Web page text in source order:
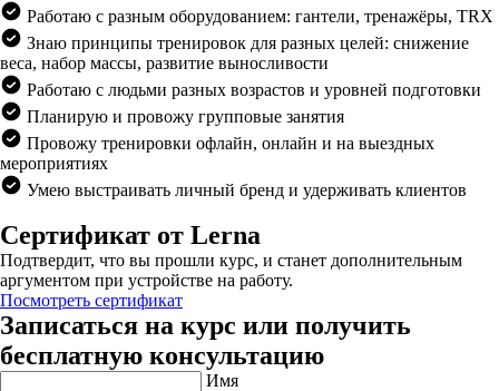
Работаю с разным оборудованием: гантели, тренажёры, TRX
Знаю принципы тренировок для разных целей: снижение
веса, набор массы, развитие выносливости
Работаю с людьми разных возрастов и уровней подготовки
Планирую и провожу групповые занятия
Провожу тренировки офлайн, онлайн и на выездных
мероприятиях
Умею выстраивать личный бренд и удерживать клиентов
Сертификат от Lerna
Подтвердит, что вы прошли курс, и станет дополнительным
аргументом при устройстве на работу.
Посмотреть сертификат
Записаться на курс или получить
бесплатную консультацию
Имя